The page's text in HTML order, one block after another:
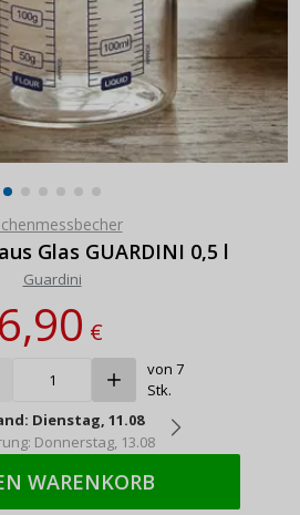
Glas GUARDINI 0,5 l
Guardini
6,90€
von 7
Stk.
Dienstag, 11.08
Donnerstag, 13.08
WARENKORB